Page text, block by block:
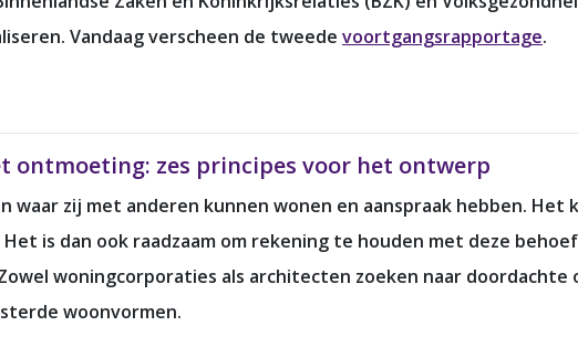
Vandaag verscheen de tweede voortgangsrapportage.
ontmoeting: zes principes voor het ontwerp
waar zij met anderen kunnen wonen en aanspraak hebben. Het
is dan ook raadzaam om rekening te houden met deze
woningcorporaties als architecten zoeken naar
woonvormen.